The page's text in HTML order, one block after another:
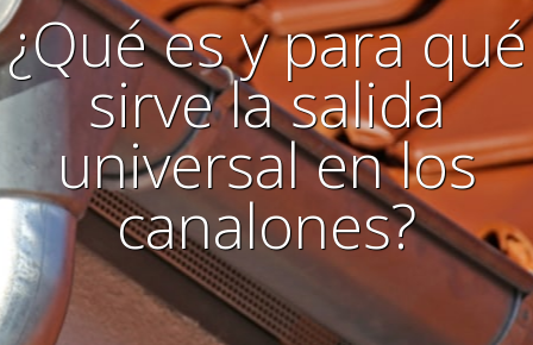
¿Qué es y para qué
sirve la salida
universal en los
canalones?